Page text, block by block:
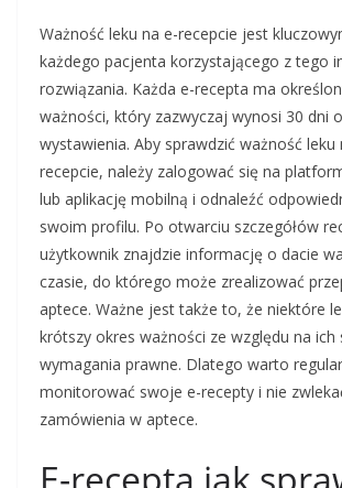
Ważność leku na e-recepcie jest
każdego pacjenta korzystającego z tego
rozwiązania. Każda e-recepta ma
ważności, który zazwyczaj wynosi 30 dni
wystawienia. Aby sprawdzić ważność
recepcie, należy zalogować się na
lub aplikację mobilną i odnaleźć
swoim profilu. Po otwarciu szczegółów
użytkownik znajdzie informację o dacie
czasie, do którego może zrealizować
aptece. Ważne jest także to, że niektóre
krótszy okres ważności ze względu na ich
wymagania prawne. Dlatego warto
monitorować swoje e-recepty i nie
zamówienia w aptece.